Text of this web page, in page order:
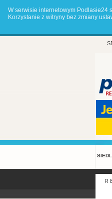
W serwisie internetowym Podlasie24
Korzystanie z witryny bez zmiany
R